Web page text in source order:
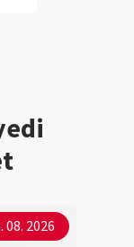
2026